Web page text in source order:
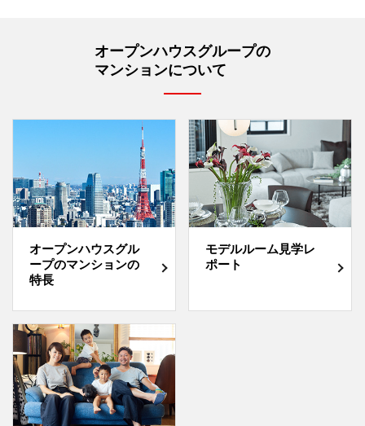
オープンハウスグループの
マンションについて
オープンハウスグル
ープのマンションの
特長
モデルルーム見学レ
ポート